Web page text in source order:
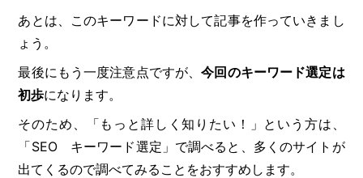
あとは、このキーワードに対して記事を作っていきまし
ょう。
最後にもう一度注意点ですが、今回のキーワード選定は
初歩になります。
そのため、「もっと詳しく知りたい！」という方は、
「SEO キーワード選定」で調べると、多くのサイトが
出てくるので調べてみることをおすすめします。